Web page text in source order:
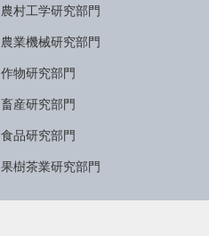
農村工学研究部門
農業機械研究部門
作物研究部門
畜産研究部門
食品研究部門
果樹茶業研究部門